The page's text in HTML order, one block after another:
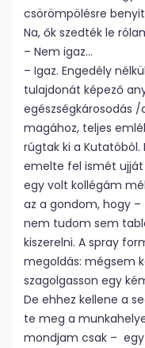
csörömpölésre
Na, ők szedték le
– Nem igaz…
– Igaz. Engedély
tulajdonát képező
egészségkárosodás
magához, teljes
rúgtak ki a Kutatóból.
emelte fel ismét
egy volt kollégám
az a gondom, hogy
nem tudom sem
kiszerelni. A spray
megoldás: mégsem
szagolgasson egy
De ehhez kellene a
te meg a
mondjam csak –